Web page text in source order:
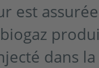
est
dans